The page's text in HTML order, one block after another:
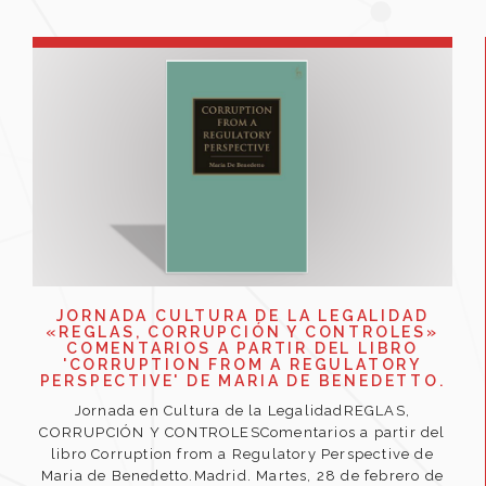
JORNADA CULTURA DE LA LEGALIDAD
«REGLAS, CORRUPCIÓN Y CONTROLES»
COMENTARIOS A PARTIR DEL LIBRO
'CORRUPTION FROM A REGULATORY
PERSPECTIVE' DE MARIA DE BENEDETTO.
Jornada en Cultura de la LegalidadREGLAS,
CORRUPCIÓN Y CONTROLESComentarios a partir del
libro Corruption from a Regulatory Perspective de
Maria de Benedetto.Madrid. Martes, 28 de febrero de